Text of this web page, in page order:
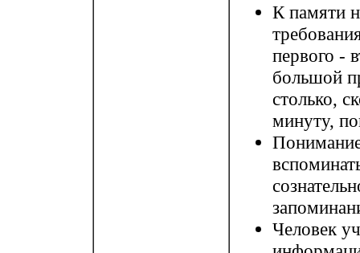
К памяти
первого -
большой
столько,
минуту,
Человек